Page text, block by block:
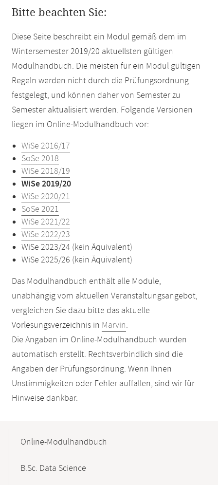
Bitte beachten Sie:
Diese Seite beschreibt ein Modul gemäß dem im
Wintersemester 2019/20 aktuellsten gültigen
Modulhandbuch. Die meisten für ein Modul gültigen
Regeln werden nicht durch die Prüfungsordnung
festgelegt, und können daher von Semester zu
Semester aktualisiert werden. Folgende Versionen
liegen im Online-Modulhandbuch vor:
WiSe 2016/17
SoSe 2018
WiSe 2018/19
WiSe 2019/20
WiSe 2020/21
SoSe 2021
WiSe 2021/22
WiSe 2022/23
WiSe 2023/24 (kein Äquivalent)
WiSe 2025/26 (kein Äquivalent)
Das Modulhandbuch enthält alle Module,
unabhängig vom aktuellen Veranstaltungsangebot,
vergleichen Sie dazu bitte das aktuelle
Vorlesungsverzeichnis in Marvin.
Die Angaben im Online-Modulhandbuch wurden
automatisch erstellt. Rechtsverbindlich sind die
Angaben der Prüfungsordnung. Wenn Ihnen
Unstimmigkeiten oder Fehler auffallen, sind wir für
Hinweise dankbar.
NavigationOnline-Modulhandbuch
B.Sc. Data Science